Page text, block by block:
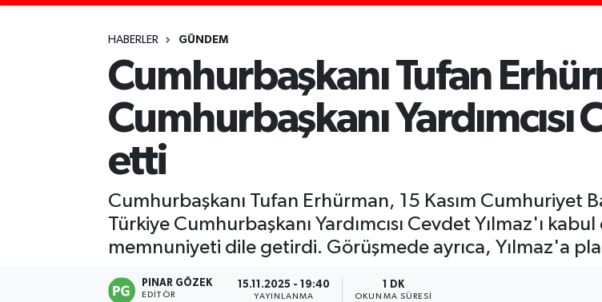
HABERLER GÜNDEM
Cumhurbaşkanı Tufan
Cumhurbaşkanı Yardımcısı
etti
Cumhurbaşkanı Tufan Erhürman, 15 Kasım Cumhuriyet
Türkiye Cumhurbaşkanı Yardımcısı Cevdet Yılmaz'ı
memnuniyeti dile getirdi. Görüşmede ayrıca, Yılmaz'a
PINAR GÖZEK
EDITÖR
15.11.2025 - 19:40
YAYINLANMA
1 DK
OKUNMA SÜRESI